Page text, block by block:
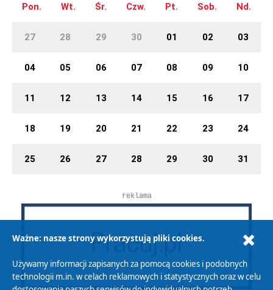
Pon. Wt. Śr. Czw. Pt. Sob. Nd.
27 28 29 30 01 02 03
04 05 06 07 08 09 10
11 12 13 14 15 16 17
18 19 20 21 22 23 24
25 26 27 28 29 30 31
reklama
Ważne: nasze strony wykorzystują pliki cookies.
Używamy informacji zapisanych za pomocą cookies i podobnych
technologii m.in. w celach reklamowych i statystycznych oraz w celu